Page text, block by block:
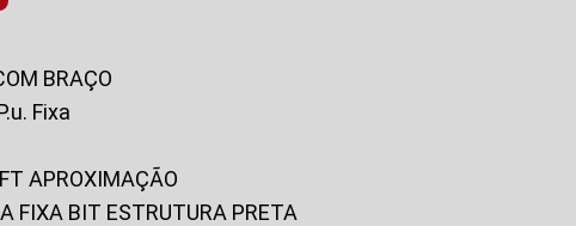
BRAÇO
Fixa
APROXIMAÇÃO
FIXA BIT ESTRUTURA PRETA